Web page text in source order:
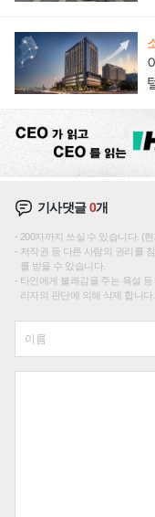
기사댓글0개
200자까지 쓰실 수 있습니다. (
저작권 등 다른 사람의 권리를
를 받을 수 있습니다.
타인에게 불쾌감을 주는 욕설
리자의 판단에 의해 삭제 합니다.